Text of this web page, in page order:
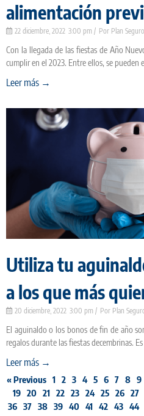
alimentación
Plan Seguro
22 diciembre, 2022 3:00 pm
Con la llegada de las fiestas de Año
cumplir en el 2023. Entre ellos, se pueden
Leer más →
Utiliza tu
a los que más
Plan
20 diciembre, 2022 3:00 pm
El aguinaldo o los bonos de fin de año
regalos durante las fiestas decembrinas.
Leer más →
« Previous 1 2 3 4 5 6 7 8 9
19 20 21 22 23 24 25 26 27
36 37 38 39 40 41 42 43 44